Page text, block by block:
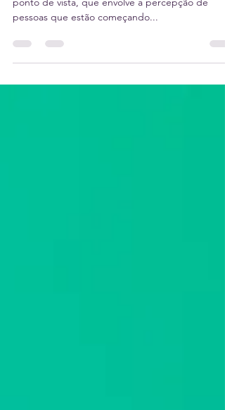
Hoje volto a falar desse tema, mas sob um outro
pessoas que estão começando...